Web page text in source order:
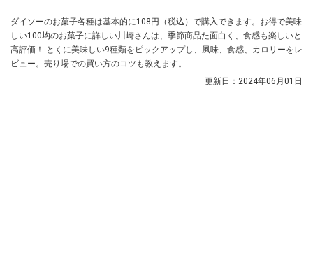
ダイソーのお菓子各種は基本的に108円（税込）で購入できます。お得で美味
しい100均のお菓子に詳しい川崎さんは、季節商品た面白く、食感も楽しいと
高評価！ とくに美味しい9種類をピックアップし、風味、食感、カロリーをレ
ビュー。売り場での買い方のコツも教えます。
更新日： 2024年06月01日